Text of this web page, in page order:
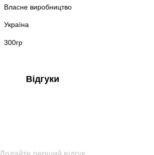
Власне виробництво
Україна
300гр
Відгуки